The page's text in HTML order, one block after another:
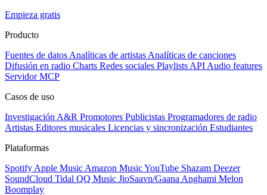
Empieza gratis
Producto
Fuentes de datos Analíticas de artistas Analíticas de canciones
Difusión en radio Charts Redes sociales Playlists API Audio features
Servidor MCP
Casos de uso
Investigación A&R Promotores Publicistas Programadores de radio
Artistas Editores musicales Licencias y sincronización Estudiantes
Plataformas
Spotify Apple Music Amazon MusicYouTube Shazam Deezer
SoundCloud Tidal QQ Music JioSaavn/Gaana Anghami Melon
Boomplay